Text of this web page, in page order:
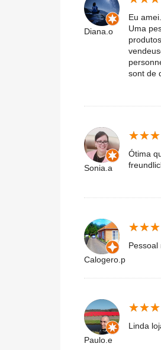
Diana.o
Eu
Uma
sont de
Sonia.a
★★★
★★★
Ótima
Calogero.p
★★★
★★★
Paulo.e
★★★
★★★
Linda